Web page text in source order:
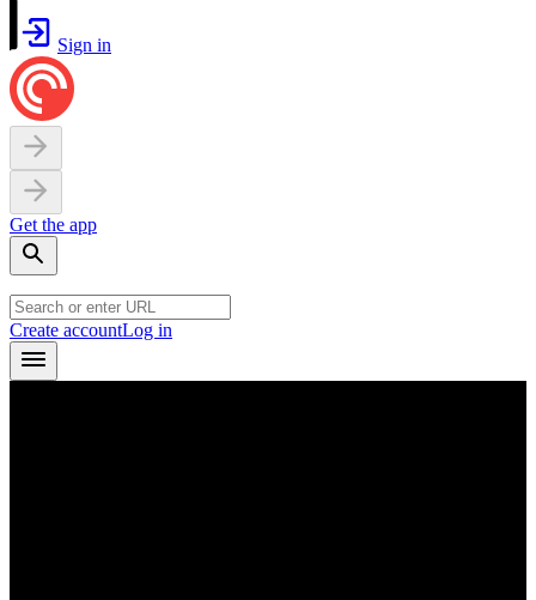
Sign in
Get the app
Create accountLog in